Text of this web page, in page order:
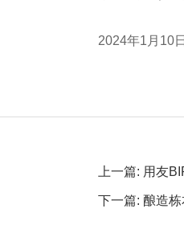
2024年1月10日
上一篇: 用友
下一篇: 酿造